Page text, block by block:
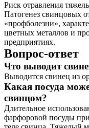
Риск отравления
Патогенез свинцовых
«профболезни»,
цветных металлов и
предприятиях.
Вопрос-ответ
Что выводит
Выводится свинец из
Какая посуда
свинцом?
Длительное
фарфоровой посуды